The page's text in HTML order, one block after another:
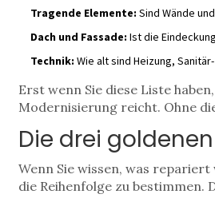
Tragende Elemente: Sind Wände
Dach und Fassade: Ist die
Technik: Wie alt sind Heizung,
Erst wenn Sie diese Liste
Modernisierung reicht. Ohne
Die drei
Wenn Sie wissen, was
die Reihenfolge zu bestimmen.